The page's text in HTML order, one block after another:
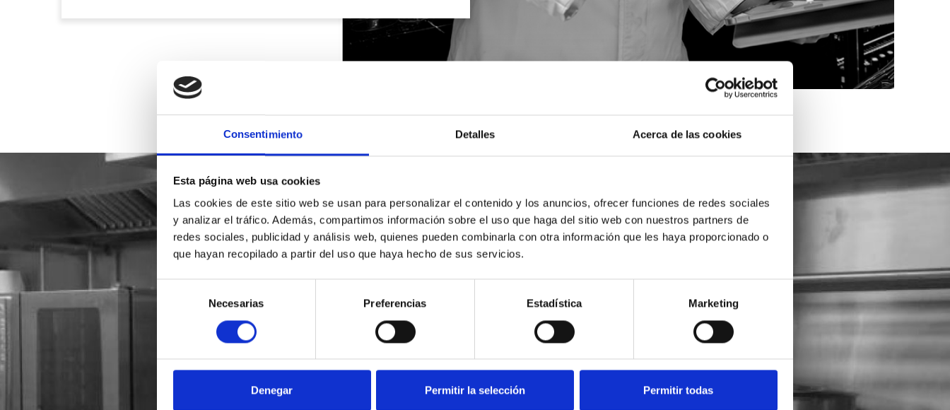
Consentimiento Detalles Acerca de las cookies
Esta página web usa cookies
Las cookies de este sitio web se usan para personalizar el contenido y los anuncios, ofrecer funciones de redes sociales
y analizar el tráfico. Además, compartimos información sobre el uso que haga del sitio web con nuestros partners de
redes sociales, publicidad y análisis web, quienes pueden combinarla con otra información que les haya proporcionado o
que hayan recopilado a partir del uso que haya hecho de sus servicios.
consentimiento
Necesarias Preferencias Estadística Marketing
Denegar Permitir la selección Permitir todas
SOLICITA INFORMACIÓN